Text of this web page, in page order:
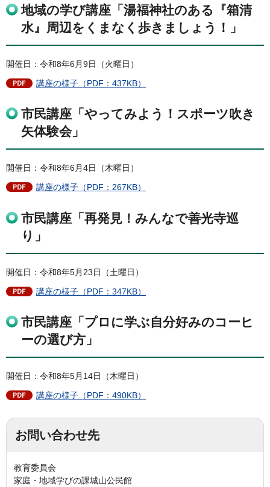
地域の学び講座「湯福神社のある『箱清
水』周辺をくまなく歩きましょう！」
開催日：令和8年6月9日（火曜日）
講座の様子（PDF：437KB）
市民講座「やってみよう！スポーツ吹き
矢体験会」
開催日：令和8年6月4日（木曜日）
講座の様子（PDF：267KB）
市民講座「再発見！みんなで善光寺巡
り」
開催日：令和8年5月23日（土曜日）
講座の様子（PDF：347KB）
市民講座「プロに学ぶ自分好みのコーヒ
ーの選び方」
開催日：令和8年5月14日（木曜日）
講座の様子（PDF：490KB）
お問い合わせ先
教育委員会
家庭・地域学びの課城山公民館